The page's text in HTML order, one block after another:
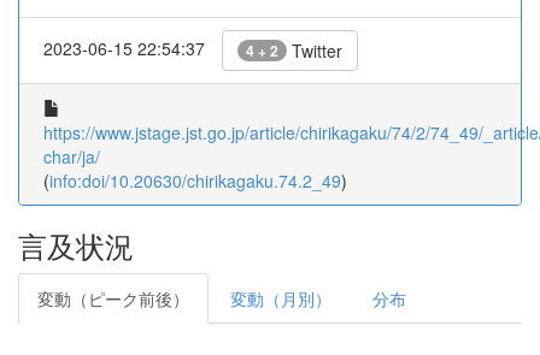
2023-06-15 22:54:37 4 + 2 Twitter
https://www.jstage.jst.go.jp/article/chirikagaku/74/2/74_49/
char/ja/
(info:doi/10.20630/chirikagaku.74.2_49)
言及状況
変動（ピーク前後） 変動（月別） 分布